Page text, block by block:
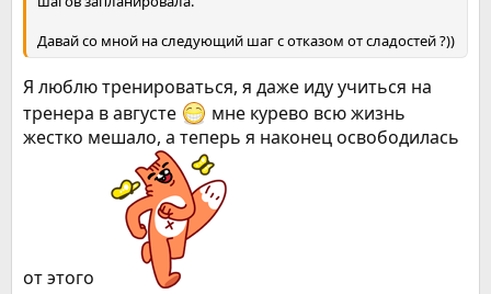
Давай со мной на следующий шаг с отказом от сладостей ?))
Я люблю тренироваться, я даже иду учиться на
тренера в августе
мне курево всю жизнь
жестко мешало, а теперь я наконец освободилась
от этого